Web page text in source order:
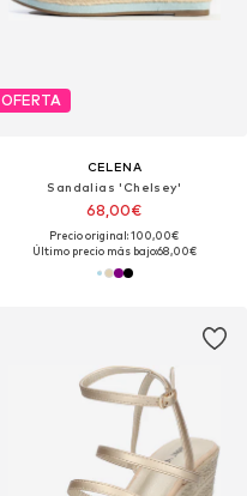
OFERTA
CELENA
Sandalias 'Chelsey'
68,00€
Precio original: 100,00€
Último precio más bajo:68,00€